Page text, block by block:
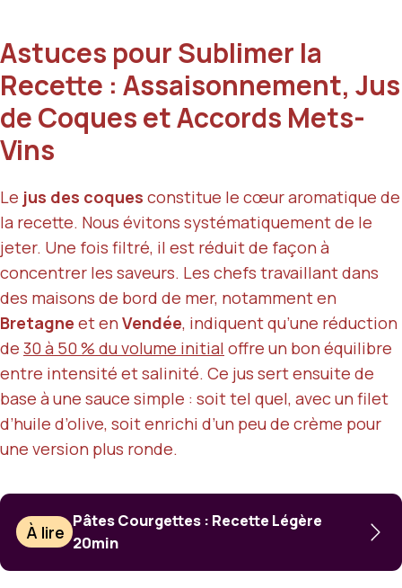
Astuces pour Sublimer la
Recette : Assaisonnement, Jus
de Coques et Accords Mets-
Vins
Le jus des coques constitue le cœur aromatique de
la recette. Nous évitons systématiquement de le
jeter. Une fois filtré, il est réduit de façon à
concentrer les saveurs. Les chefs travaillant dans
des maisons de bord de mer, notamment en
Bretagne et en Vendée, indiquent qu’une réduction
de 30 à 50 % du volume initial offre un bon équilibre
entre intensité et salinité. Ce jus sert ensuite de
base à une sauce simple : soit tel quel, avec un filet
d’huile d’olive, soit enrichi d’un peu de crème pour
une version plus ronde.
À lire
Pâtes Courgettes : Recette Légère
20min